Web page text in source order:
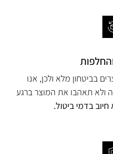
בביטחון מלא ולכן, אנו
ולא תאהבו את המוצר ברגע
בדמי ביטול.